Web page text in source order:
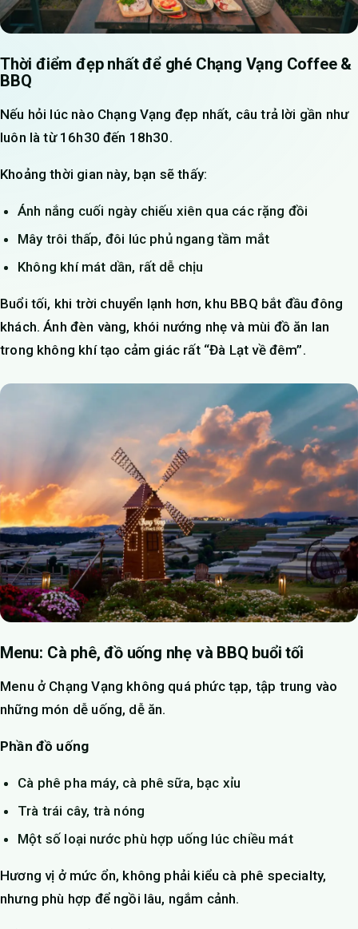
Thời điểm đẹp nhất để ghé Chạng Vạng Coffee &
BBQ
Nếu hỏi lúc nào Chạng Vạng đẹp nhất, câu trả lời gần như
luôn là từ 16h30 đến 18h30.
Khoảng thời gian này, bạn sẽ thấy:
Ánh nắng cuối ngày chiếu xiên qua các rặng đồi
Mây trôi thấp, đôi lúc phủ ngang tầm mắt
Không khí mát dần, rất dễ chịu
Buổi tối, khi trời chuyển lạnh hơn, khu BBQ bắt đầu đông
khách. Ánh đèn vàng, khói nướng nhẹ và mùi đồ ăn lan
trong không khí tạo cảm giác rất “Đà Lạt về đêm”.
Menu: Cà phê, đồ uống nhẹ và BBQ buổi tối
Menu ở Chạng Vạng không quá phức tạp, tập trung vào
những món dễ uống, dễ ăn.
Phần đồ uống
Cà phê pha máy, cà phê sữa, bạc xỉu
Trà trái cây, trà nóng
Một số loại nước phù hợp uống lúc chiều mát
Hương vị ở mức ổn, không phải kiểu cà phê specialty,
nhưng phù hợp để ngồi lâu, ngắm cảnh.